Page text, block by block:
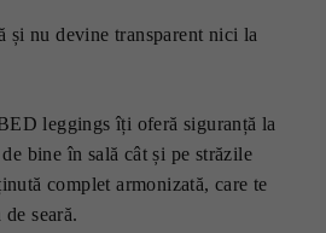
și nu devine transparent nici la
leggings îți oferă siguranță la
bine în sală cât și pe străzile
complet armonizată, care te
seară.